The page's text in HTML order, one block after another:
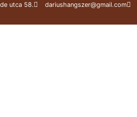
utca 58. dariushangszer@gmail.com